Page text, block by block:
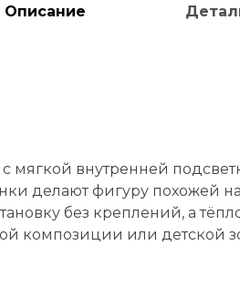
Описание
мягкой внутренней
делают фигуру похожей
без креплений, а
композиции или детской